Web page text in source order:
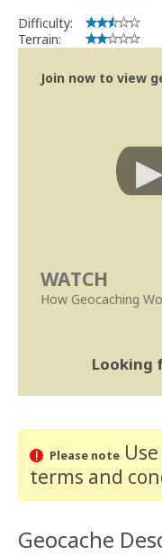
Work with the
Difficulty:
Terrain:
Join now to view
WATCH
How Geocaching
Looking
Please noteUse
terms and
Geocache